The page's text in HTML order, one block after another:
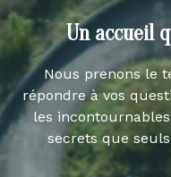
Un accueil
Nous prenons le
répondre à vos
les
secrets que